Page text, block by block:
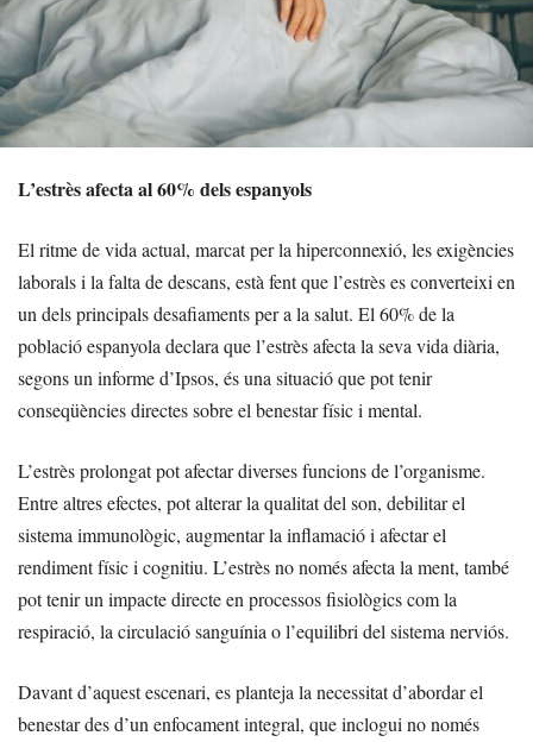
L’estrès afecta al 60% dels espanyols
El ritme de vida actual, marcat per la hiperconnexió, les exigències
laborals i la falta de descans, està fent que l’estrès es converteixi en
un dels principals desafiaments per a la salut. El 60% de la
població espanyola declara que l’estrès afecta la seva vida diària,
segons un informe d’Ipsos, és una situació que pot tenir
conseqüències directes sobre el benestar físic i mental.
L’estrès prolongat pot afectar diverses funcions de l’organisme.
Entre altres efectes, pot alterar la qualitat del son, debilitar el
sistema immunològic, augmentar la inflamació i afectar el
rendiment físic i cognitiu. L’estrès no només afecta la ment, també
pot tenir un impacte directe en processos fisiològics com la
respiració, la circulació sanguínia o l’equilibri del sistema nerviós.
Davant d’aquest escenari, es planteja la necessitat d’abordar el
benestar des d’un enfocament integral, que inclogui no només